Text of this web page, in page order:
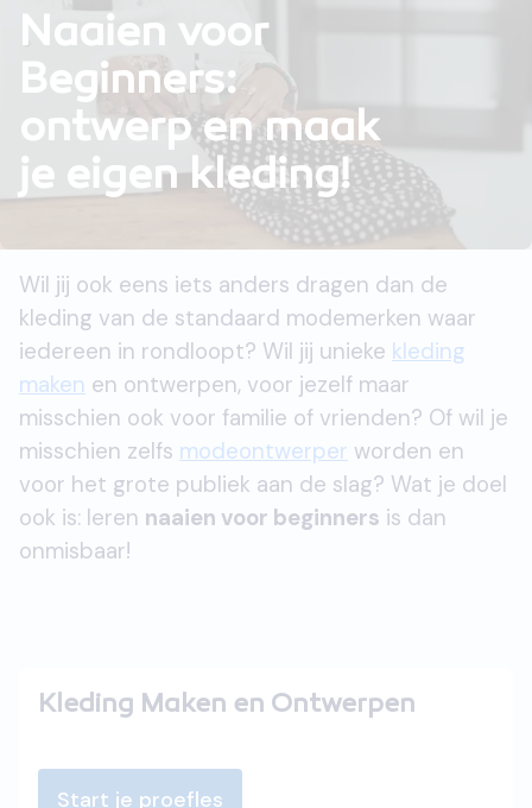
Naaien voor
Beginners:
ontwerp en maak
je eigen kleding!
Wil jij ook eens iets anders dragen dan de
kleding van de standaard modemerken waar
iedereen in rondloopt? Wil jij unieke kleding
maken en ontwerpen, voor jezelf maar
misschien ook voor familie of vrienden? Of wil je
misschien zelfs modeontwerper worden en
voor het grote publiek aan de slag? Wat je doel
ook is: leren naaien voor beginners is dan
onmisbaar!
Kleding Maken en Ontwerpen
Start je proefles